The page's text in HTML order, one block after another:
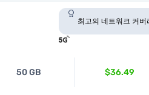
최고의 네트워크 커버
50 GB $36.49